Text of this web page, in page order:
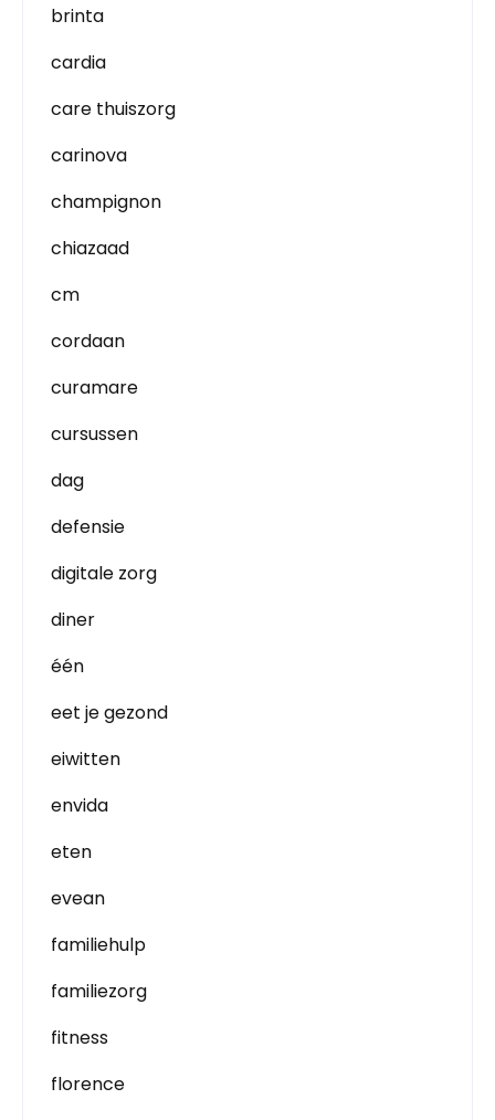
brinta
cardia
care thuiszorg
carinova
champignon
chiazaad
cm
cordaan
curamare
cursussen
dag
defensie
digitale zorg
diner
één
eet je gezond
eiwitten
envida
eten
evean
familiehulp
familiezorg
fitness
florence